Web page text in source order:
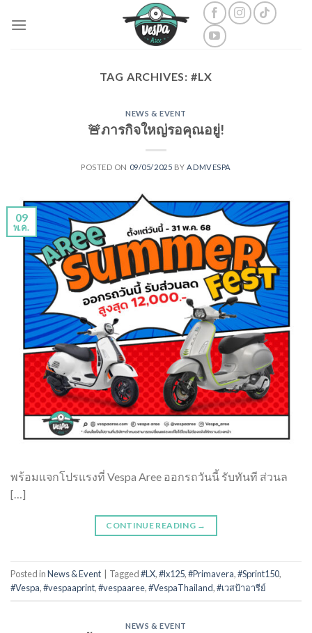
TAG ARCHIVES: #LX
NEWS & EVENT
🚨ภารกิจใหญ่รอคุณอยู่!
POSTED ON 09/05/2025 BY ADMVESPA
09
พ.ค.
พร้อมแจกโปรแรงที่ Vespa Aree ออกรถวันนี้ รับทันที ส่วนล
[…]
CONTINUE READING →
Posted inNews & Event Tagged#LX,#lx125,#Primavera,#Sprint150,
#Vespa,#vespaaprint,#vespaaree,#VespaThailand,#เวสป้าอารีย์
NEWS & EVENT